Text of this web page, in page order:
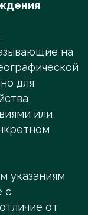
на
для
или
указаниям
с
от